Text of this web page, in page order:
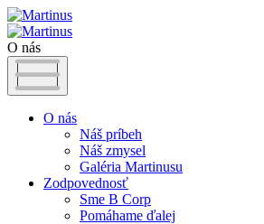
O nás
O nás
Náš príbeh
Náš zmysel
Galéria Martinusu
Zodpovednosť
Sme B Corp
Pomáhame ďalej